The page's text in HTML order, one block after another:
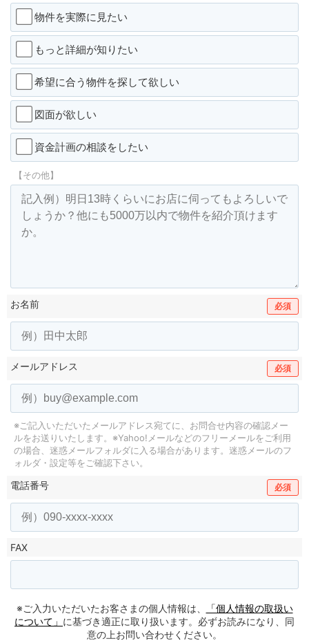
物件を実際に見たい
もっと詳細が知りたい
希望に合う物件を探して欲しい
図面が欲しい
資金計画の相談をしたい
【その他】
お名前 必須
メールアドレス 必須
※ご記入いただいたメールアドレス宛てに、お問合せ内容の確認メー
ルをお送りいたします。 ※Yahoo!メールなどのフリーメールをご利用
の場合、迷惑メールフォルダに入る場合があります。 迷惑メールのフ
ォルダ・設定等をご確認下さい。
電話番号 必須
FAX
※ご入力いただいたお客さまの個人情報は、
「個人情報の取扱い
について」 に基づき適正に取り扱います。必ずお読みになり、同
意の上お問い合わせください。